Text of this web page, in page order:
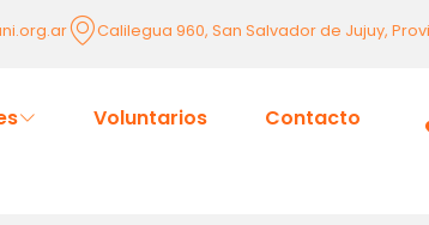
Calilegua 960, San Salvador de Jujuy,
Voluntarios Contacto